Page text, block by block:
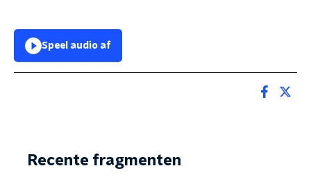
Speel audio af
Recente fragmenten